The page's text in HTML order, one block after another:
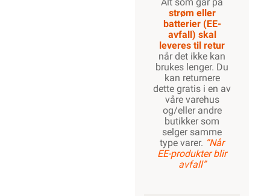
strøm eller
batterier (EE-
avfall) skal
leveres til retur
når det ikke kan
brukes lenger. Du
kan returnere
dette gratis i en av
våre varehus
og/eller andre
butikker som
selger samme
type varer. “Når
EE-produkter blir
avfall”